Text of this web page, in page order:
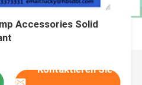
Accessories Solid
Kontaktieren Sie